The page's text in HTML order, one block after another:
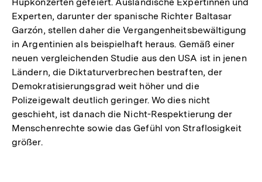
Experten, darunter der spanische Richter Baltasar
Garzón, stellen daher die Vergangenheitsbewältigung
in Argentinien als beispielhaft heraus. Gemäß einer
neuen vergleichenden Studie aus den USA ist in jenen
Ländern, die Diktaturverbrechen bestraften, der
Demokratisierungsgrad weit höher und die
Polizeigewalt deutlich geringer. Wo dies nicht
geschieht, ist danach die Nicht-Respektierung der
Menschenrechte sowie das Gefühl von Straflosigkeit
größer.